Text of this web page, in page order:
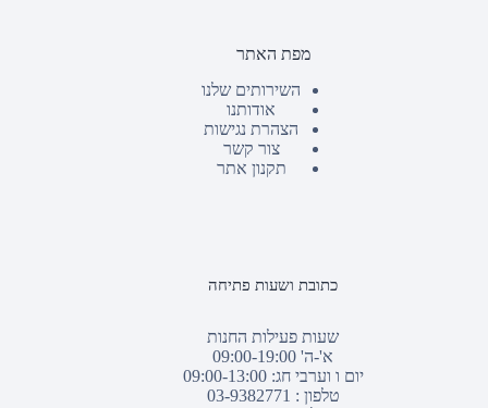
מפת האתר
השירותים שלנו
אודותנו
הצהרת נגישות
צור קשר
תקנון אתר
כתובת ושעות פתיחה
שעות פעילות החנות
א'-ה' 09:00-19:00
יום ו וערבי חג: 09:00-13:00
טלפון : 03-9382771